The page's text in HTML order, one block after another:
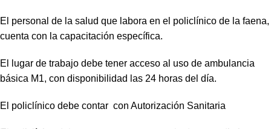
El personal de la salud que labora en el policlínico de la faena,
cuenta con la capacitación específica.
El lugar de trabajo debe tener acceso al uso de ambulancia
básica M1, con disponibilidad las 24 horas del día.
El policlínico debe contar con Autorización Sanitaria